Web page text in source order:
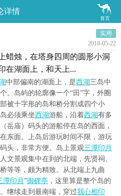

首页
详情
实用
2018-05-22
蜡烛，在塔身四周的圆形小洞
在湖面上，和天上...
中部偏南的湖面上，是西湖三岛中
。岛屿的轮廓像一个“田”字，外圈
被十字形的岛和桥分割成四个小
必须乘坐西湖游船，沿着西湖有多
岳庙）码头的游船停在岛的西面，
东面。上岛后游玩时间不限，游玩
头，非常方便。岛上景观三潭印月
文景观集中在到的北端，先贤祠、
等等，颇为精致。从北端上九曲
潭印月 ”御碑亭 ，这里算是整个岛的
继续走到最南端，穿过我心相印